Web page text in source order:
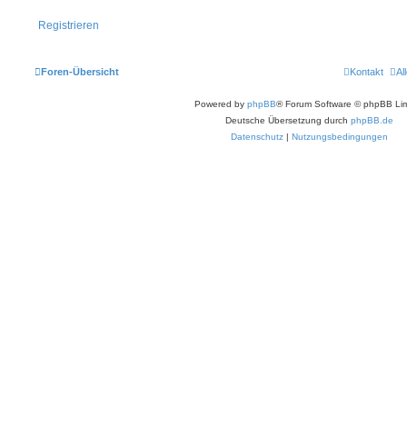
Registrieren
Foren-Übersicht Kontakt
Powered by phpBB® Forum Software © phpBB
Deutsche Übersetzung durch phpBB.de
Datenschutz | Nutzungsbedingungen